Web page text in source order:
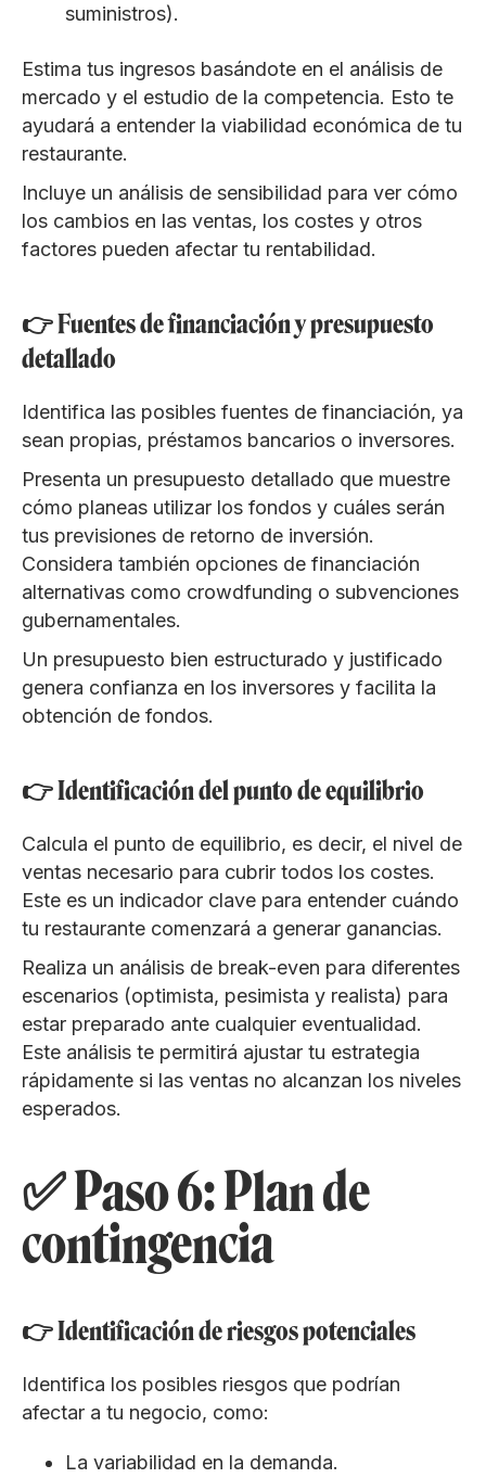
suministros).
Estima tus ingresos basándote en el análisis de
mercado y el estudio de la competencia. Esto te
ayudará a entender la viabilidad económica de tu
restaurante.
Incluye un análisis de sensibilidad para ver cómo
los cambios en las ventas, los costes y otros
factores pueden afectar tu rentabilidad.
👉 Fuentes de financiación y presupuesto
detallado
Identifica las posibles fuentes de financiación, ya
sean propias, préstamos bancarios o inversores.
Presenta un presupuesto detallado que muestre
cómo planeas utilizar los fondos y cuáles serán
tus previsiones de retorno de inversión.
Considera también opciones de financiación
alternativas como crowdfunding o subvenciones
gubernamentales.
Un presupuesto bien estructurado y justificado
genera confianza en los inversores y facilita la
obtención de fondos.
👉 Identificación del punto de equilibrio
Calcula el punto de equilibrio, es decir, el nivel de
ventas necesario para cubrir todos los costes.
Este es un indicador clave para entender cuándo
tu restaurante comenzará a generar ganancias.
Realiza un análisis de break-even para diferentes
escenarios (optimista, pesimista y realista) para
estar preparado ante cualquier eventualidad.
Este análisis te permitirá ajustar tu estrategia
rápidamente si las ventas no alcanzan los niveles
esperados.
✅ Paso 6: Plan de
contingencia
👉 Identificación de riesgos potenciales
Identifica los posibles riesgos que podrían
afectar a tu negocio, como:
La variabilidad en la demanda.